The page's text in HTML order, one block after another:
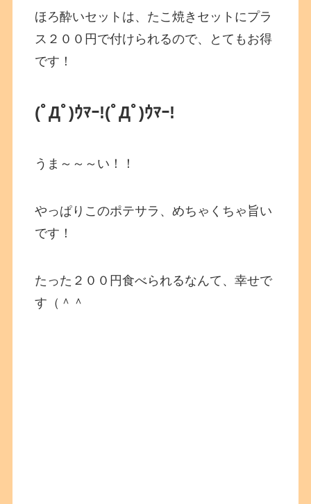
ほろ酔いセットは、たこ焼きセットにプラ
ス２００円で付けられるので、とてもお得
です！
(ﾟДﾟ)ｳﾏｰ!(ﾟДﾟ)ｳﾏｰ!
うま～～～い！！
やっぱりこのポテサラ、めちゃくちゃ旨い
です！
たった２００円食べられるなんて、幸せで
す（＾＾